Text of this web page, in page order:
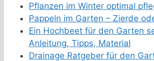
Pflanzen im Winter optimal
Pappeln im Garten – Zierde
Ein Hochbeet für den Garten
Anleitung, Tipps, Material
Drainage Ratgeber für den